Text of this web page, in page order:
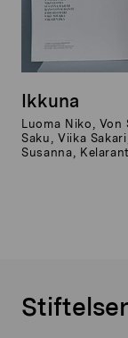
Ikkuna
Luoma Niko,
Saku, Viika
Susanna,